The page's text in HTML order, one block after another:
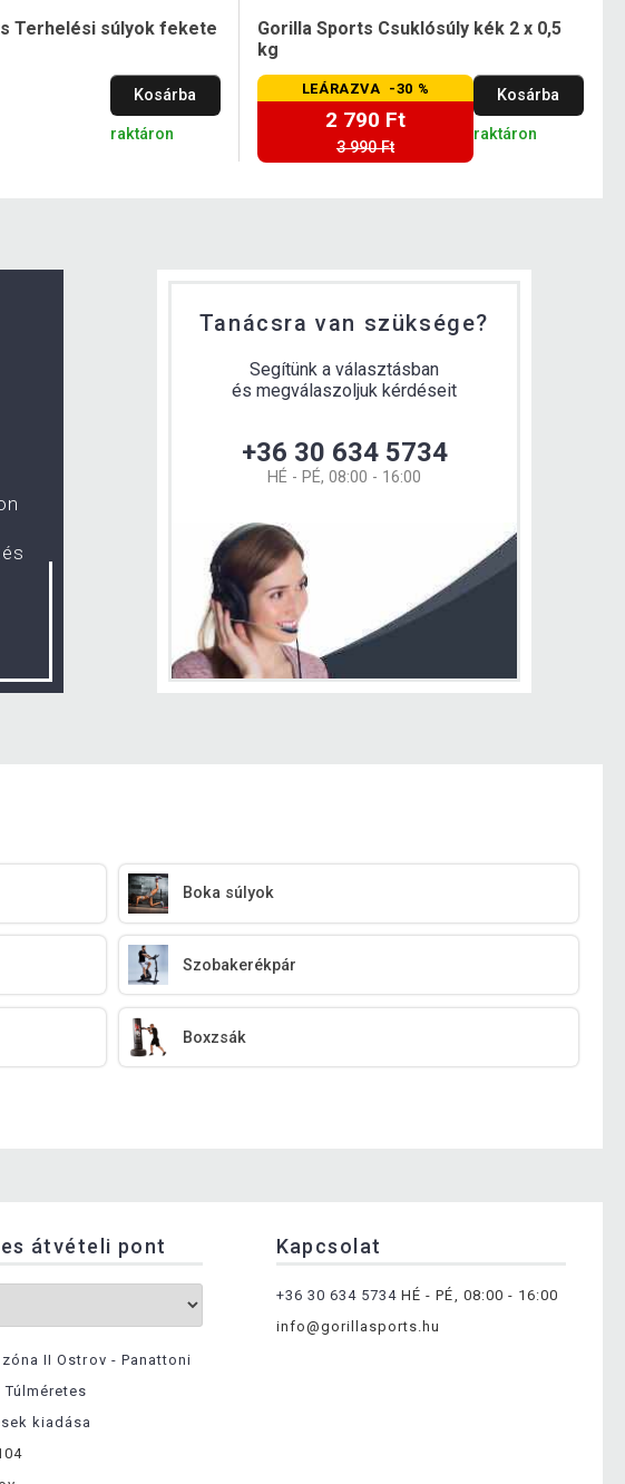
Terhelési súlyok fekete
Kosárba
raktáron
Gorilla Sports Csuklósúly kék 2 x 0,5
kg
LEÁRAZVA -30 %
2 790 Ft
3 990 Ft
Kosárba
raktáron
Tanácsra van szüksége?
Segítünk a választásban
és megválaszoljuk kérdéseit
+36 30 634 5734
HÉ - PÉ, 08:00 - 16:00
Boka súlyok
Szobakerékpár
Boxzsák
átvételi pont
II Ostrov - Panattoni
Túlméretes
kiadása
Kapcsolat
+36 30 634 5734 HÉ - PÉ, 08:00 - 16:00
info@gorillasports.hu